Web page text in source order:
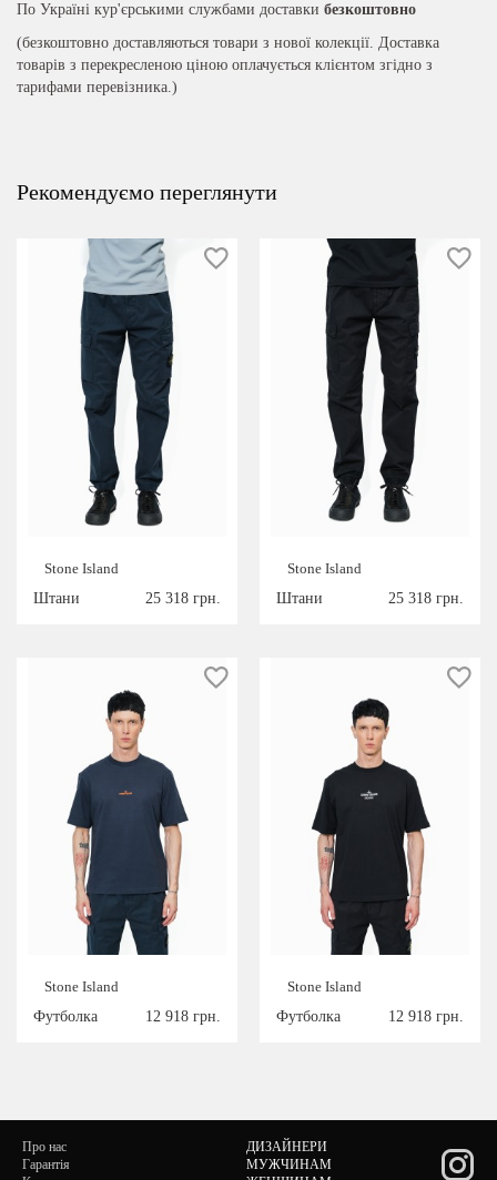
По Україні кур'єрськими службами доставки безкоштовно
(безкоштовно доставляються товари з нової колекції. Доставка
товарів з перекресленою ціною оплачується клієнтом згідно з
тарифами перевізника.)
Рекомендуємо переглянути
Stone Island
Штани
25 318 грн.
Stone Island
Штани
25 318 грн.
Stone Island
Футболка
12 918 грн.
Stone Island
Футболка
12 918 грн.
Про нас
Гарантія
ДИЗАЙНЕРИ
МУЖЧИНАМ